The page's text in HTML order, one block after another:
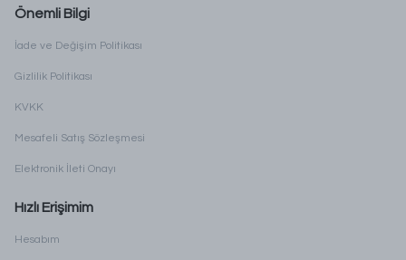
Önemli Bilgi
İade ve Değişim Politikası
Gizlilik Politikası
KVKK
Mesafeli Satış Sözleşmesi
Elektronik İleti Onayı
Hızlı Erişimim
Hesabım